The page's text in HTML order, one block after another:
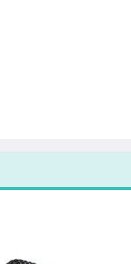
費】、宅配/貨運【單件
/不寄送【免運費】